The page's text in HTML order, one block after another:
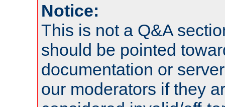
Notice:
This is not a Q&A
should be pointed
documentation or
our moderators if they